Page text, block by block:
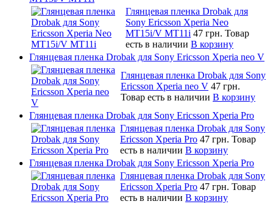
Глянцевая пленка Drobak для
Sony Ericsson Xperia Neo
MT15i/V MT11i 47 грн. Товар
есть в наличии В корзину
Глянцевая пленка Drobak для Sony Ericsson Xperia neo V
Глянцевая пленка Drobak для Sony
Ericsson Xperia neo V 47 грн.
Товар есть в наличии В корзину
Глянцевая пленка Drobak для Sony Ericsson Xperia Pro
Глянцевая пленка Drobak для Sony
Ericsson Xperia Pro 47 грн. Товар
есть в наличии В корзину
Глянцевая пленка Drobak для Sony Ericsson Xperia Pro
Глянцевая пленка Drobak для Sony
Ericsson Xperia Pro 47 грн. Товар
есть в наличии В корзину